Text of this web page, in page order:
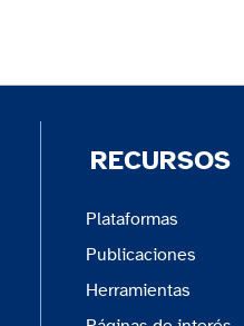
RECURSOS
Plataformas
Publicaciones
Herramientas